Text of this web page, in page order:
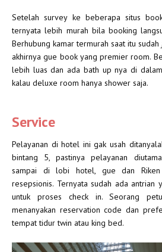
Setelah survey ke beberapa situs
ternyata lebih murah bila booking
Berhubung kamar termurah saat itu sudah
akhirnya gue book yang premier room.
lebih luas dan ada bath up nya di
kalau deluxe room hanya shower saja.
Service
Pelayanan di hotel ini gak usah
bintang 5, pastinya pelayanan
sampai di lobi hotel, gue dan Riken
resepsionis. Ternyata sudah ada antrian
untuk proses check in. Seorang
menanyakan reservation code dan
tempat tidur twin atau king bed.